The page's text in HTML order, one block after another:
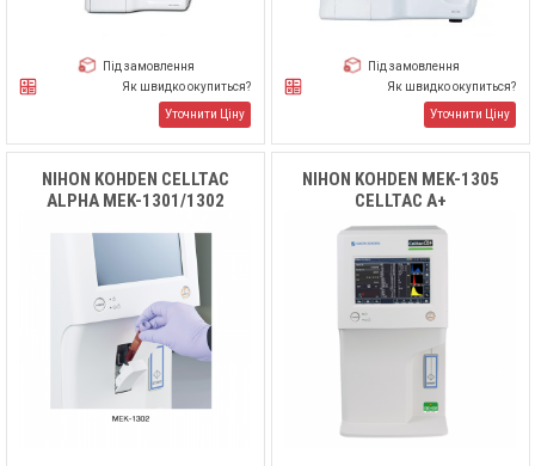
Під замовлення
Як швидко окупиться?
Уточнити Ціну
Під замовлення
Як швидко окупиться?
Уточнити Ціну
NIHON KOHDEN CELLTAC
ALPHA MEK-1301/1302
NIHON KOHDEN MEK-1305
CELLTAC Α+